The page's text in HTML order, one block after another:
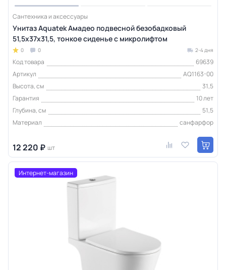
Сантехника и аксессуары
Унитаз Aquatek Амадео подвесной безобадковый
51,5х37х31,5, тонкое сиденье с микролифтом
0 0 2-4 дня
Код товара
69639
Артикул
AQ1163-00
Высота, см
31,5
Гарантия
10 лет
Глубина, см
51,5
Материал
санфарфор
12 220 ₽ шт
Интернет-магазин